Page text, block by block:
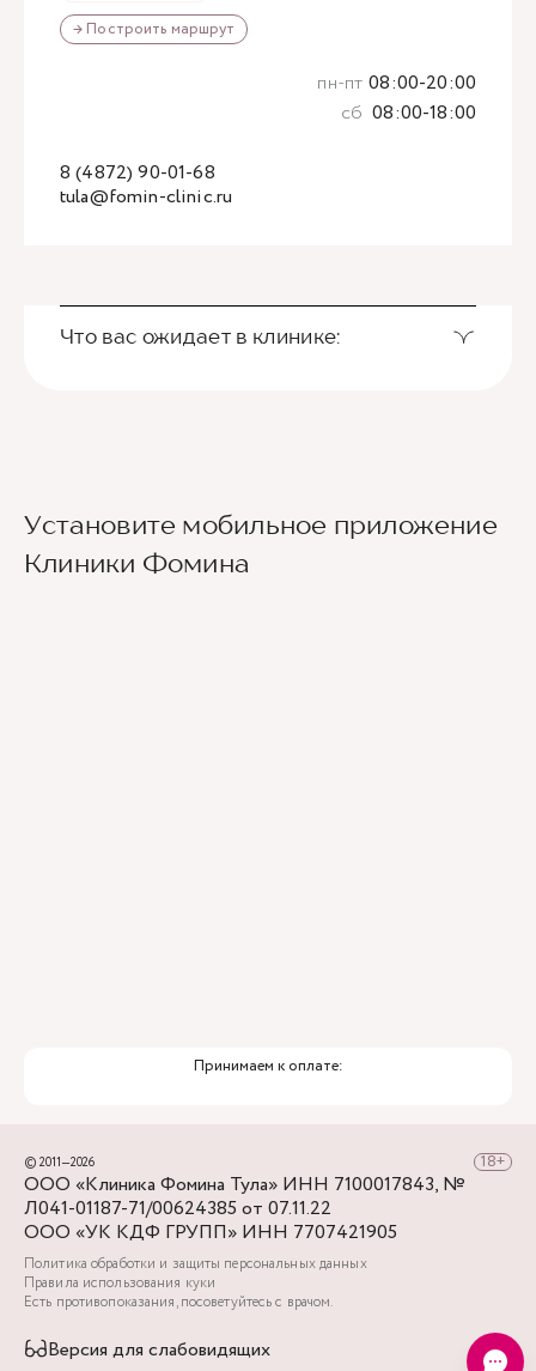
→ Построить маршрут
tula@fomin-clinic.ru
8 (4872) 90-01-68
пн-пт 08:00-20:00
сб 08:00-18:00
Что вас ожидает в клинике:
Ведущие врачи региона
Установите мобильное приложение
Клиники Фомина
Принимаем к оплате:
© 2011—2026
ООО «Клиника Фомина Тула» ИНН 7100017843, №
Л041-01187-71/00624385 от 07.11.22
ООО «УК КДФ ГРУПП» ИНН 7707421905
Политика обработки и защиты персональных данных
Правила использования куки
Есть противопоказания, посоветуйтесь с врачом.
Версия для слабовидящих